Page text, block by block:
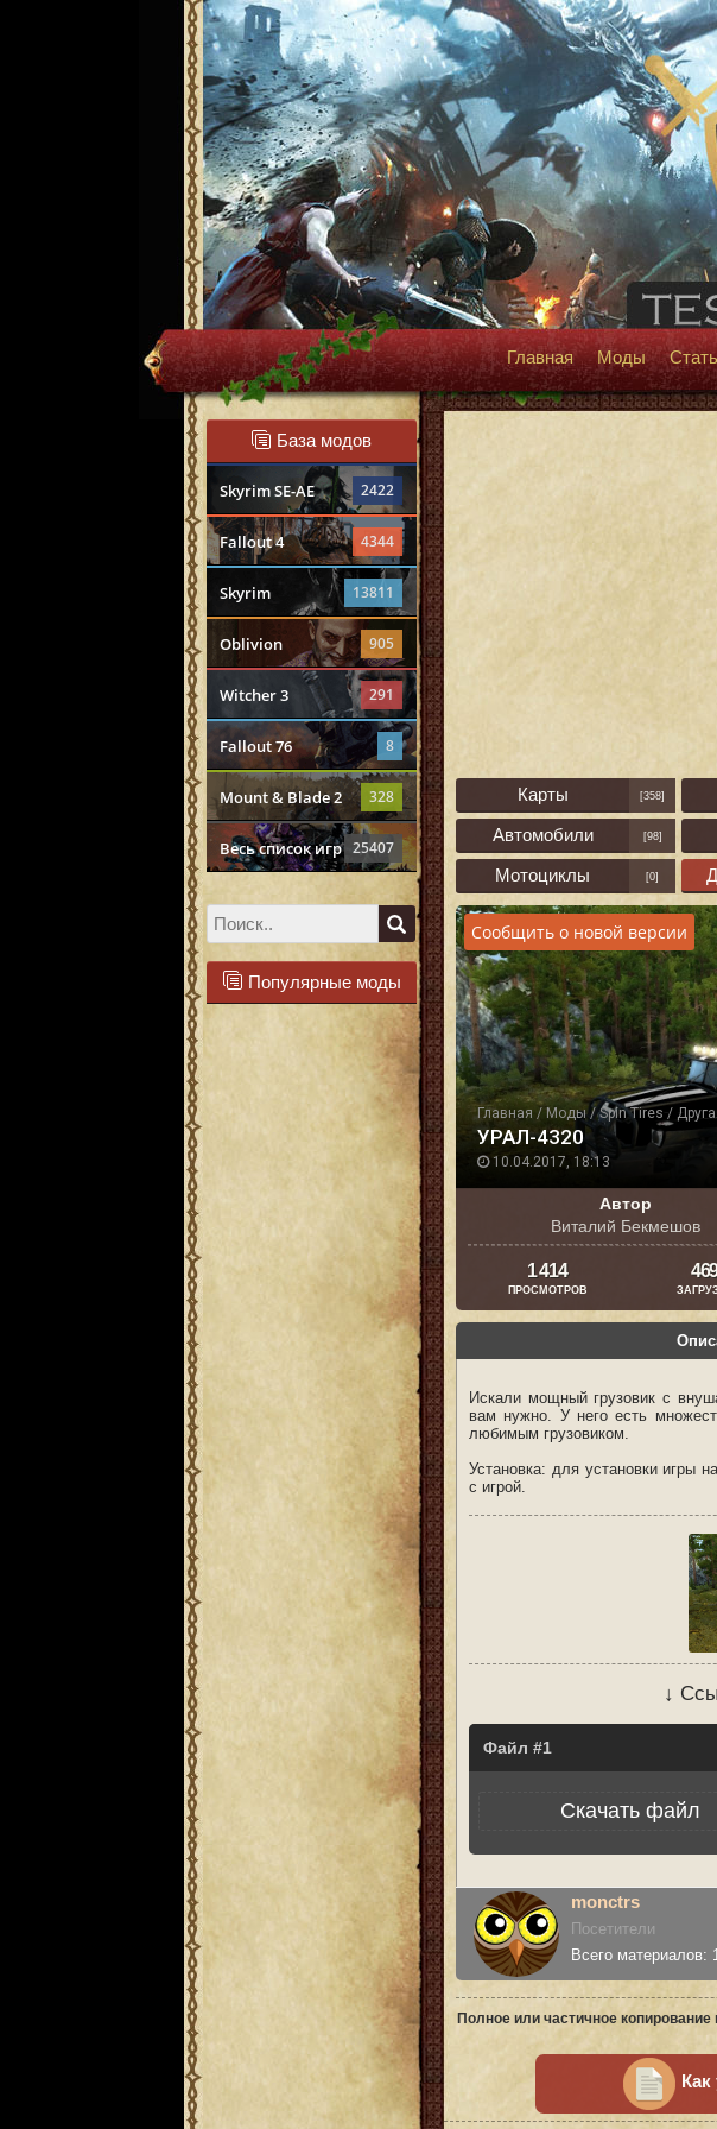
Главная Моды
База модов
Skyrim SE-AE 2422
Fallout 4 4344
Skyrim 13811
Oblivion 905
Witcher 3 291
Fallout 76 8
Mount & Blade 2 328
Весь список игр 25407
Популярные моды
Карты [358]
Автомобили [98]
Мотоциклы [0]
Главная / Моды/Spin Tires /
10.04.2017, 18:13
УРАЛ-4320
Сообщить о новой версии
Автор
Виталий Бекмешов
1 414
ПРОСМОТРОВ
Искали мощный грузовик с
вам нужно. У него есть
любимым грузовиком.
Установка: для установки игры
с игрой.
↓
Файл
Скачать файл
monctrs
Посетители
Всего материалов:
Полное или частичное